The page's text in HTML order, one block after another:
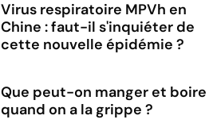
Virus respiratoire MPVh en
Chine : faut-il s'inquiéter de
cette nouvelle épidémie ?
Que peut-on manger et boire
quand on a la grippe ?